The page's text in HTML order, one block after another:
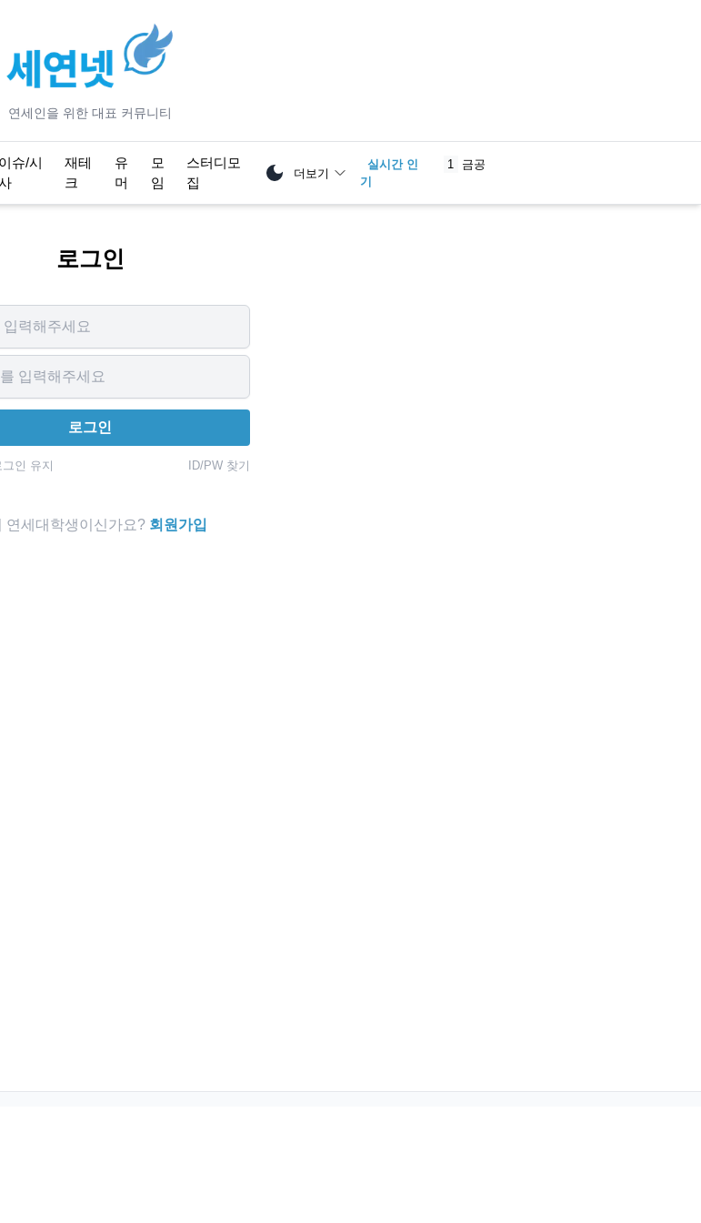
연세인을 위한 대표 커뮤니티
이슈/시
재테
크
유
머
모
임
스터디모
집
더보기
실시간 인
기
금공
로그인
로그인
인 유지 ID/PW 찾기
연세대학생이신가요? 회원가입